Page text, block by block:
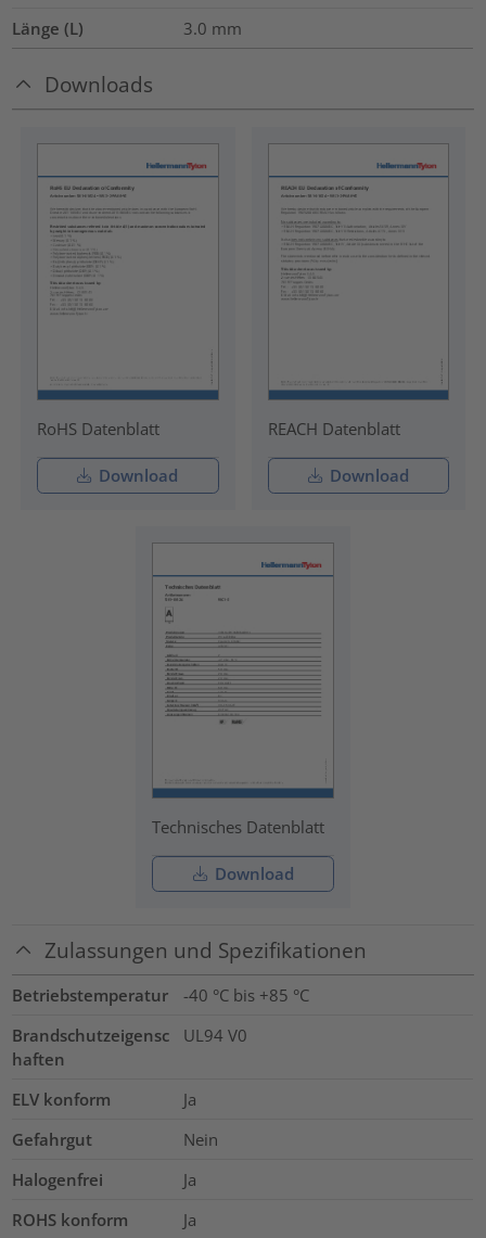
Länge (L) 3.0 mm
Downloads
RoHS Datenblatt
Download
REACH Datenblatt
Download
Technisches Datenblatt
Download
Zulassungen und Spezifikationen
Betriebstemperatur
-40 °C bis +85 °C
Brandschutzeigensc
haften
UL94 V0
ELV konform
Ja
Gefahrgut
Nein
Halogenfrei
Ja
ROHS konform
Ja